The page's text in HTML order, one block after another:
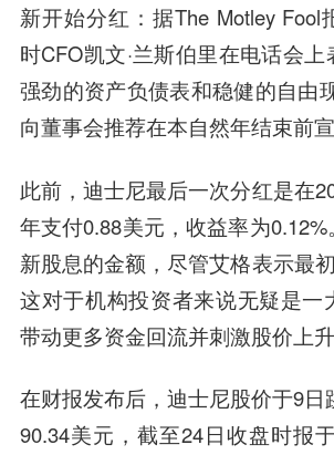
新开始分红：据The Motley Fool
时CFO凯文·兰斯伯里在电话会
强劲的资产负债表和稳健的自由
向董事会推荐在本自然年结束前宣
此前，迪士尼最后一次分红是在
年支付0.88美元，收益率为
新股息的金额，尽管艾格表示最初
这对于机构投资者来说无疑是一
带动更多资金回流并刺激股价上升
在财报发布后，迪士尼股价于9日
90.34美元，截至24日收盘时报